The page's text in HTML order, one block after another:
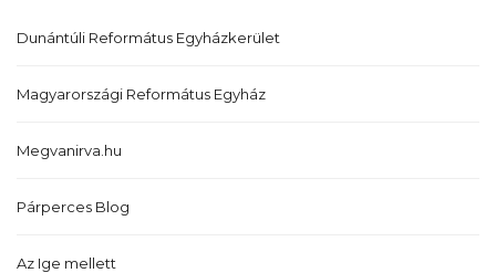
Dunántúli Református Egyházkerület
Magyarországi Református Egyház
Megvanirva.hu
Párperces Blog
Az Ige mellett